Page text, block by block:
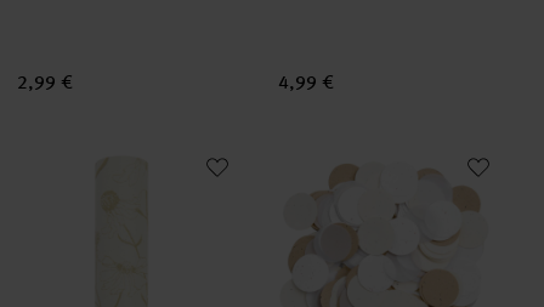
2,99 € 4,99 €
Paper Poetry Geschenkpapier Blumen ElfenbeinStreudekoration Kreise Natur